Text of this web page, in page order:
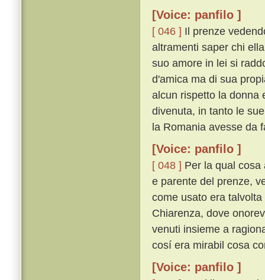
[Voice: panfilo ]
[ 046 ] Il prenze
altramenti saper chi
suo amore in lei si
d'amica ma di sua
alcun rispetto la donna
divenuta, in tanto le
la Romania avesse da
[Voice: panfilo ]
[ 048 ] Per la qual
e parente del prenze,
come usato era
Chiarenza, dove
venuti insieme a
cosí era mirabil cosa
[Voice: panfilo ]